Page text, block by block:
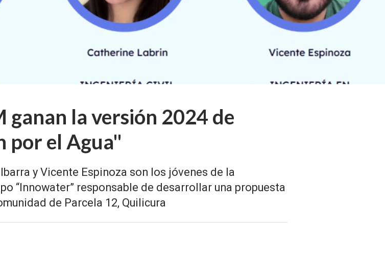
ganan la versión 2024 de
por el Agua"
y Vicente Espinoza son los jóvenes de la
“Innowater” responsable de desarrollar una propuesta
de Parcela 12, Quilicura